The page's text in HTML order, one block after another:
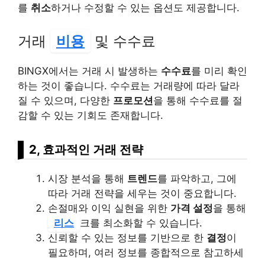
를 취소하거나 수정할 수 있는 옵션도 제공합니다.
거래 비용 및 수수료
BINGX에서는 거래 시 발생하는 수수료를 미리 확인
하는 것이 좋습니다. 수수료는 거래량에 따라 달라
질 수 있으며, 다양한 프로모션을 통해 수수료를 절
감할 수 있는 기회도 존재합니다.
2, 효과적인 거래 전략
시장 분석을 통해 트렌드를 파악하고, 그에
따라 거래 전략을 세우는 것이 중요합니다.
손절매와 이익 실현을 위한 가격 설정을 통해
리스 크를 최소화할 수 있습니다.
신뢰할 수 있는 정보를 기반으로 한 결정이
필요하며, 여러 정보를 종합적으로 참고하세